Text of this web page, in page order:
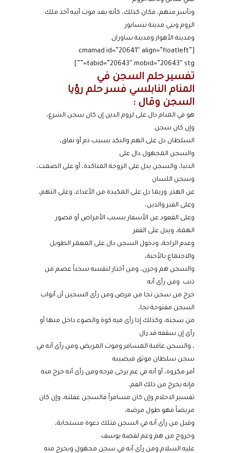
وتأسر منهم، فكان كذلك، كأنه بعد موت أبيه أخذ ملك
الروم وبنى مدينة نيسابور
ومدينة الأهواز ومدينة ساوران.
[cmamad id=”20641″ align=”floatleft”
tabid=”20643″ mobid=”20643″ stg=””]
تفسير حلم السجن في
المنام النابلسي فسر حلم رؤيا
السجن وقال :
هو في المنام دال على لزوم الدين إن كان سجن الشرع،
وإن كان سجن
السلطان دل على الهم والنكد بسبب ذم أو نفاق،
والسجن المجهول دال على
الدنيا، والسجن يدل على الزوجة المناكدة، أو على الصمت،
وسجن اللسان
عن الهذر. وربما دل على المكيدة من الأعداء، وعلى التهم،
وعلى القبر والدين،
وعلى القعود عن الأسفار بسبب الأمراض أو قصور
الهمة، ويدل على الفقر
وعدم الراحة، ودخول السجن دال على المعمر الطويل
والاجتماع بالأحبة،
والسجن هم وحزن، ومن أختار لنفسه سجناً عصم من
ذنب. ومن رأى أنه
خرج من سجن نجا من مرض.ومن رأى السجين أن أبواب
السجن مفتوحة نجا،
من سجنه، وكذلك إذا رأى فيه كوة والضوء داخل منها أو
رأى إن سقفه قد زال
، والسجن عافية المسافر وموت المريض.ومن رأى أنه في
سجن سلطان موثق فيصيبه
أمر مكروه، أو أنه في غم يرجى فرجه.ومن رأى أنه خرج منه
فإنه يخرج من ذلك الفم،
تفسير الاحلام وإن كان مسافراً فالسجن غفلته، وإن كان
مريضاً فهو طول مرضه،
وقيل من رأى أنه في السجن فتلك دعوة مستجابة،
وخروج من هم وغم لقصة يوسف
عليه السلام.ومن رأى أنه في سجن مجهول ويخرج منه